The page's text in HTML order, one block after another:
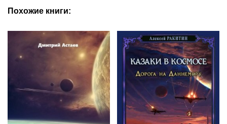
Похожие книги: